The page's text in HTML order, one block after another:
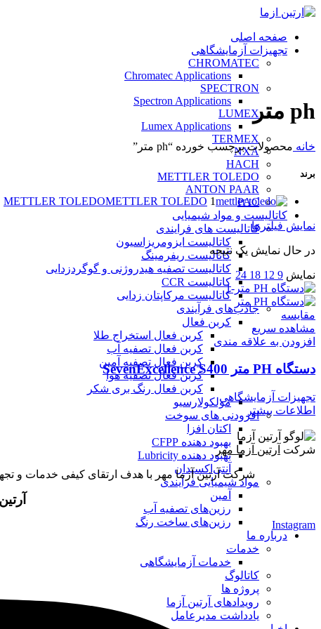
صفحه اصلی
تجهیزات آزمایشگاهی
CHROMATEC
Chromatec Applications
SPECTRON
Spectron Applications
LUMEX
Lumex Applications
TERMEX
NXA
HACH
METTLER TOLEDO
ANTON PAAR
PAC
کاتالیست و مواد شیمیایی
کاتالیست های فرایندی
کاتالیست ایزومریزاسیون
کاتالیست ریفرمینگ
کاتالیست تصفیه هیدروژنی و گوگردزدایی
کاتالیست CCR
کاتالیست مرکاپتان زدایی
جاذب‌های فرآیندی
کربن فعال
کربن فعال استخراج طلا
کربن فعال تصفیه آب
کربن فعال تصفیه آمین
کربن فعال تصفیه هوا
کربن فعال رنگ بری شکر
مولکولارسیو
افزودنی های سوخت
اکتان افزا
بهبود دهنده CFPP
بهبود دهنده Lubricity
آنتی‌اکسیدان
مواد شیمیایی فرآیندی
آمین
رزین‌های تصفیه آب
رزین‌های ساخت رنگ
درباره ما
خدمات
خدمات آزمایشگاهی
کاتالوگ
پروژه ها
رویدادهای آرتین آزما
یادداشت مدیرعامل
ph متر
خانه محصولات برچسب خورده “ph متر”
برند
METTLER TOLEDOMETTLER TOLEDO 1
نمایش فیلترها
در حال نمایش یک نتیجه
نمایش 9
12
18
24
مقایسه
مشاهده سریع
افزودن به علاقه مندی
دستگاه PH متر SevenExcellence S400
تجهیزات آزمایشگاهی
اطلاعات بیشتر
شرکت آرتین آزما مهر
شرکت آرتین آزما مهر با هدف ارتقای کیفی خدمات و تجهیزات آزمایشگاهی و فرایندی کشور از سال
Instagram